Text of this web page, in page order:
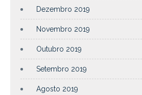
Dezembro 2019
Novembro 2019
Outubro 2019
Setembro 2019
Agosto 2019